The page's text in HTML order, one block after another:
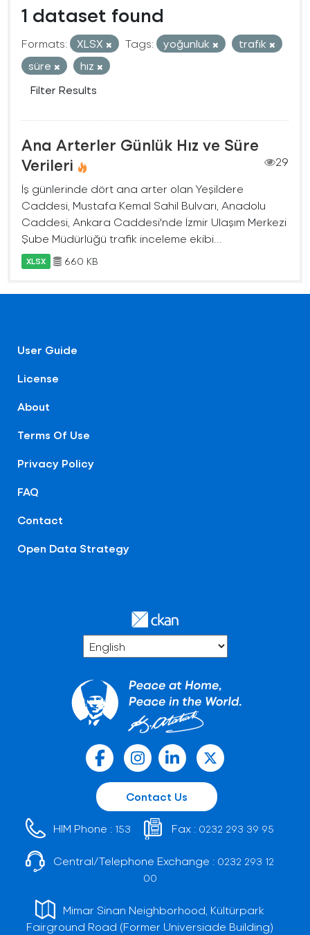
1 dataset found
Formats: XLSX Tags: yoğunluk
trafık
süre
hız
Filter Results
Ana Arterler Günlük Hız ve Süre
Verileri
29
İş günlerinde dört ana arter olan Yeşildere
Caddesi, Mustafa Kemal Sahil Bulvarı, Anadolu
Caddesi, Ankara Caddesi'nde İzmir Ulaşım Merkezi
Şube Müdürlüğü trafik inceleme ekibi...
XLSX 660 KB
User Guide
License
About
Terms Of Use
Privacy Policy
FAQ
Contact
Open Data Strategy
Contact Us
HIM Phone : 153 Fax : 0232 293 39 95
Central/Telephone Exchange : 0232 293 12
00
Mimar Sinan Neighborhood, Kültürpark
Fairground Road (Former Universiade Building)